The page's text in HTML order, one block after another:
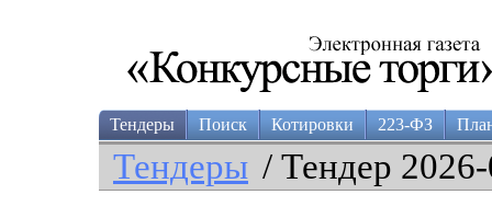
Тендеры Поиск Котировки 223-ФЗ
Тендеры / Тендер